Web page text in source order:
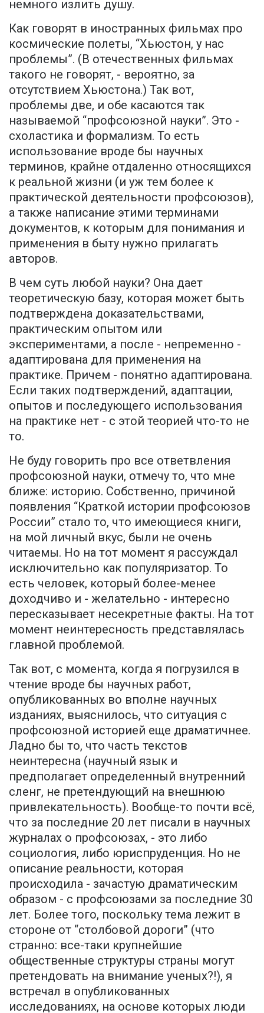
немного излить душу.
Как говорят в иностранных фильмах про
космические полеты, “Хьюстон, у нас
проблемы”. (В отечественных фильмах
такого не говорят, - вероятно, за
отсутствием Хьюстона.) Так вот,
проблемы две, и обе касаются так
называемой “профсоюзной науки”. Это -
схоластика и формализм. То есть
использование вроде бы научных
терминов, крайне отдаленно относящихся
к реальной жизни (и уж тем более к
практической деятельности профсоюзов),
а также написание этими терминами
документов, к которым для понимания и
применения в быту нужно прилагать
авторов.
В чем суть любой науки? Она дает
теоретическую базу, которая может быть
подтверждена доказательствами,
практическим опытом или
экспериментами, а после - непременно -
адаптирована для применения на
практике. Причем - понятно адаптирована.
Если таких подтверждений, адаптации,
опытов и последующего использования
на практике нет - с этой теорией что-то не
то.
Не буду говорить про все ответвления
профсоюзной науки, отмечу то, что мне
ближе: историю. Собственно, причиной
появления “Краткой истории профсоюзов
России” стало то, что имеющиеся книги,
на мой личный вкус, были не очень
читаемы. Но на тот момент я рассуждал
исключительно как популяризатор. То
есть человек, который более-менее
доходчиво и - желательно - интересно
пересказывает несекретные факты. На тот
момент неинтересность представлялась
главной проблемой.
Так вот, с момента, когда я погрузился в
чтение вроде бы научных работ,
опубликованных во вполне научных
изданиях, выяснилось, что ситуация с
профсоюзной историей еще драматичнее.
Ладно бы то, что часть текстов
неинтересна (научный язык и
предполагает определенный внутренний
сленг, не претендующий на внешнюю
привлекательность). Вообще-то почти всё,
что за последние 20 лет писали в научных
журналах о профсоюзах, - это либо
социология, либо юриспруденция. Но не
описание реальности, которая
происходила - зачастую драматическим
образом - с профсоюзами за последние 30
лет. Более того, поскольку тема лежит в
стороне от “столбовой дороги” (что
странно: все-таки крупнейшие
общественные структуры страны могут
претендовать на внимание ученых?!), я
встречал в опубликованных
исследованиях, на основе которых люди